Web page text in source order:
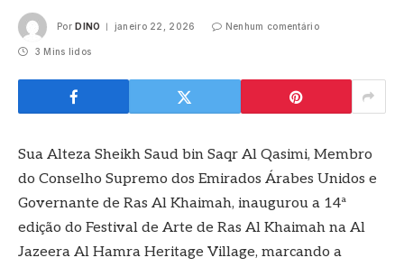
Por DINO janeiro 22, 2026 Nenhum comentário
3 Mins lidos
Sua Alteza Sheikh Saud bin Saqr Al Qasimi, Membro
do Conselho Supremo dos Emirados Árabes Unidos e
Governante de Ras Al Khaimah, inaugurou a 14ª
edição do Festival de Arte de Ras Al Khaimah na Al
Jazeera Al Hamra Heritage Village, marcando a